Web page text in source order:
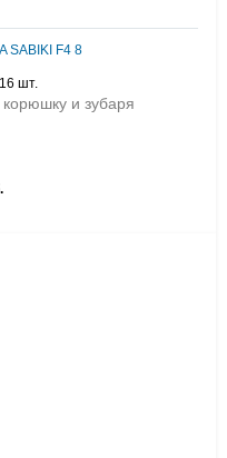
SABIKI F4 8
шт.
и зубаря